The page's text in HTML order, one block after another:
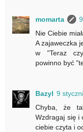
momarta
Nie Ciebie
A zajaweczka
w "Teraz
powinno być
Bazyl 9
Chyba, że
Wzdragaj się i
ciebie czyta i